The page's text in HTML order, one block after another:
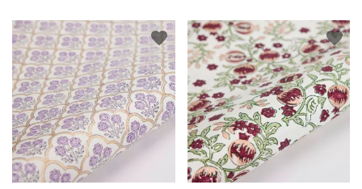
favorite favorite
検索する